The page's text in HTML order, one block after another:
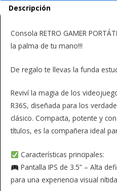
Descripción
Consola RETRO GAMER
la palma de tu mano!!!
De regalo te llevas la funda
Reviví la magia de los
R36S, diseñada para los
clásico. Compacta, potente y
títulos, es la compañera ideal
Características principales:
Pantalla IPS de 3.5” – Alta
para una experiencia visual